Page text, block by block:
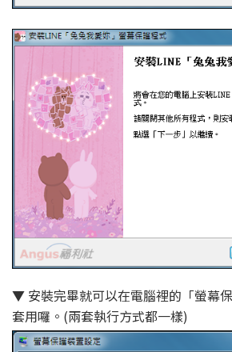
▼ 安裝完畢就可以在電腦裡的「螢幕
套用囉。(兩套執行方式都一樣)